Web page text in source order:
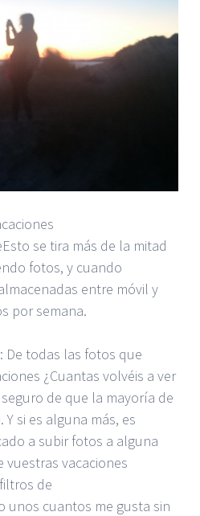
se tira más de la mitad
fotos, y cuando
entre móvil y
por semana.
De todas las fotos que
¿Cuantas volvéis a ver
de que la mayoría de
si es alguna más, es
a subir fotos a alguna
vuestras vacaciones
de
unos cuantos me gusta sin